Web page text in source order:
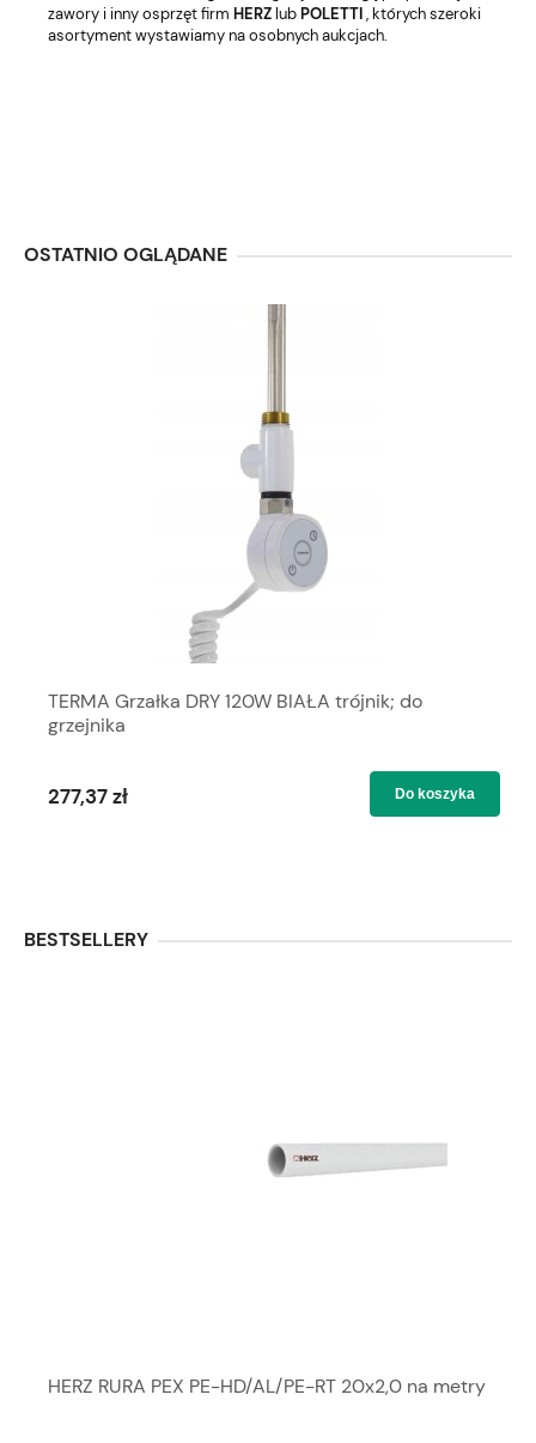
zawory i inny osprzęt firm HERZlubPOLETTI, których szeroki
asortyment wystawiamy na osobnych aukcjach.
OSTATNIO OGLĄDANE
TERMA Grzałka DRY 120W BIAŁA trójnik; do
grzejnika
277,37 zł Do koszyka
BESTSELLERY
HERZ RURA PEX PE-HD/AL/PE-RT 20x2,0 na metry